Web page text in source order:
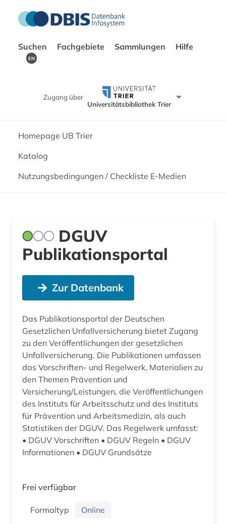
Suchen Fachgebiete Sammlungen Hilfe
EN
Zugang über
Universitätsbibliothek Trier
Homepage UB Trier
Katalog
Nutzungsbedingungen / Checkliste E-Medien
DGUV
Publikationsportal
Zur Datenbank
Das Publikationsportal der Deutschen
Gesetzlichen Unfallversicherung bietet Zugang
zu den Veröffentlichungen der gesetzlichen
Unfallversicherung. Die Publikationen umfassen
das Vorschriften- und Regelwerk, Materialien zu
den Themen Prävention und
Versicherung/Leistungen, die Veröffentlichungen
des Instituts für Arbeitsschutz und des Instituts
für Prävention und Arbeitsmedizin, als auch
Statistiken der DGUV. Das Regelwerk umfasst:
• DGUV Vorschriften • DGUV Regeln • DGUV
Informationen • DGUV Grundsätze
Frei verfügbar
Formaltyp
Online